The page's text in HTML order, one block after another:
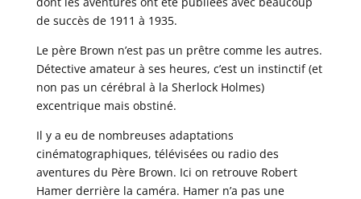
de succès de 1911 à 1935.
Le père Brown n’est pas un prêtre comme les autres.
Détective amateur à ses heures, c’est un instinctif (et
non pas un cérébral à la Sherlock Holmes)
excentrique mais obstiné.
Il y a eu de nombreuses adaptations
cinématographiques, télévisées ou radio des
aventures du Père Brown. Ici on retrouve Robert
Hamer derrière la caméra. Hamer n’a pas une